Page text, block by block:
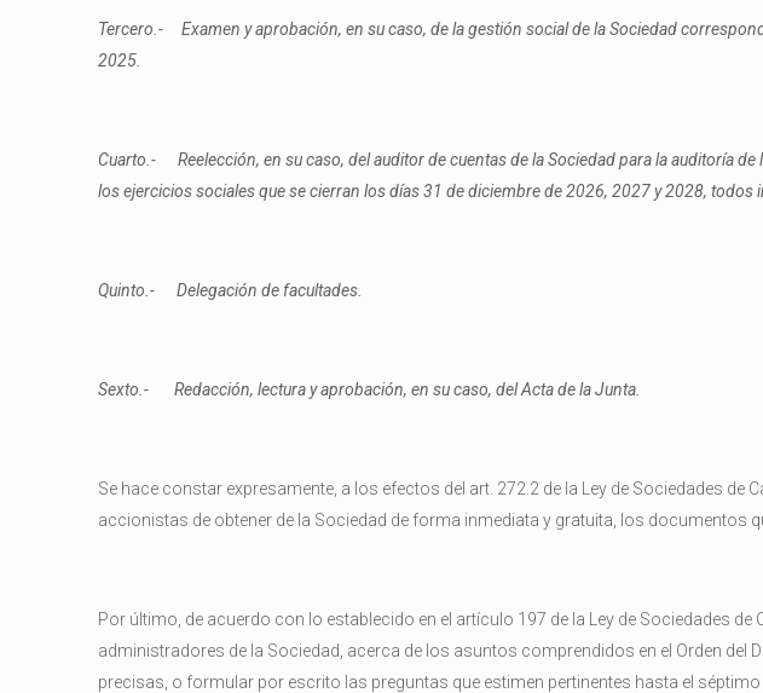
Tercero.- Examen y aprobación, en su caso, de la gestión social de la Sociedad
2025.
Cuarto.- Reelección, en su caso, del auditor de cuentas de la Sociedad para la auditoría
los ejercicios sociales que se cierran los días 31 de diciembre de 2026, 2027 y 2028, todos
Quinto.- Delegación de facultades.
Sexto.- Redacción, lectura y aprobación, en su caso, del Acta de la Junta.
Se hace constar expresamente, a los efectos del art. 272.2 de la Ley de Sociedades de
accionistas de obtener de la Sociedad de forma inmediata y gratuita, los documentos
Por último, de acuerdo con lo establecido en el artículo 197 de la Ley de Sociedades
administradores de la Sociedad, acerca de los asuntos comprendidos en el Orden del
precisas, o formular por escrito las preguntas que estimen pertinentes hasta el